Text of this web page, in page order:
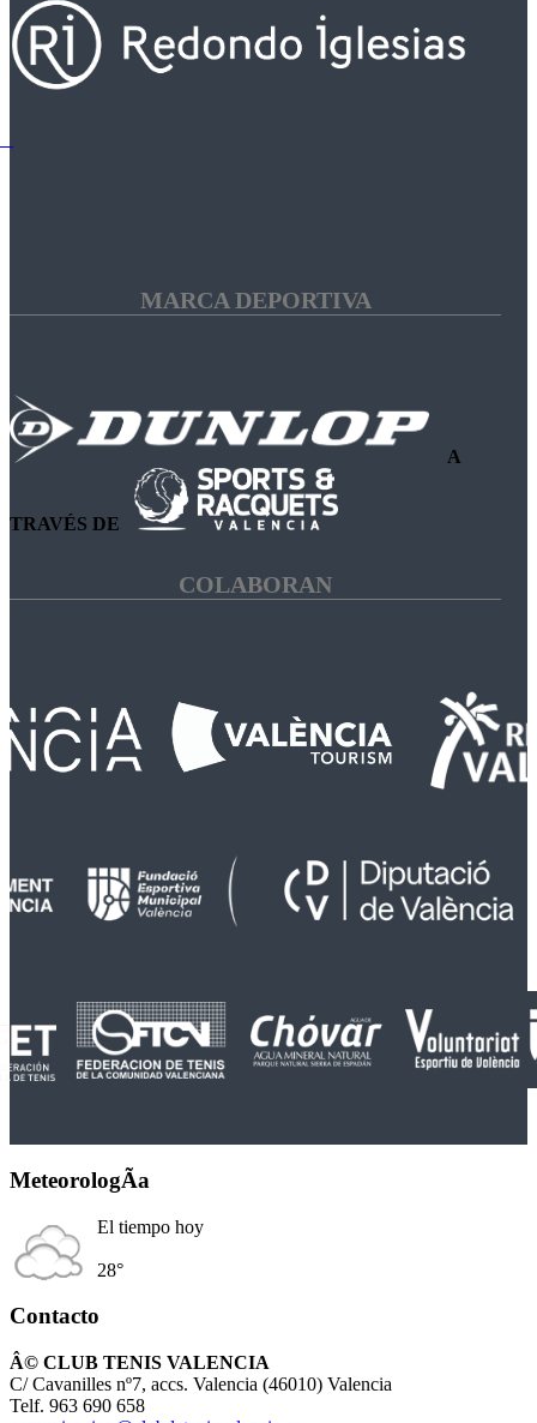
MARCA DEPORTIVA
A
TRAVÉS DE
COLABORAN
MeteorologÃ­a
El tiempo hoy
28°
Contacto
Â© CLUB TENIS VALENCIA
C/ Cavanilles nº7, accs. Valencia (46010) Valencia
Telf. 963 690 658